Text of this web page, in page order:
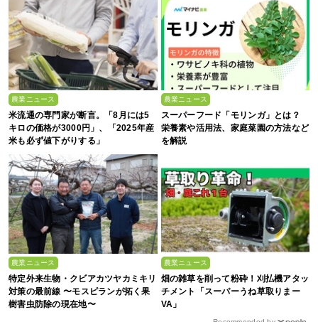
農業ニュース
米流通の専門家が断言。「8月には5
キロの価格が3000円」、「2025年産
米も必ず値下がりする」
農業ニュース
スーパーフード「モリンガ」とは？
栄養素や活用法、家庭菜園の方法など
を解説
農業ニュース
特定外来生物・クビアカツヤカミキリ
対策の最前線 〜モスピランが拓く果
樹害虫防除の現在地〜
農業ニュース
畑の雑草を削って粉砕！刈払機アタッ
チメント「スーパーうね草取りまー
VA」